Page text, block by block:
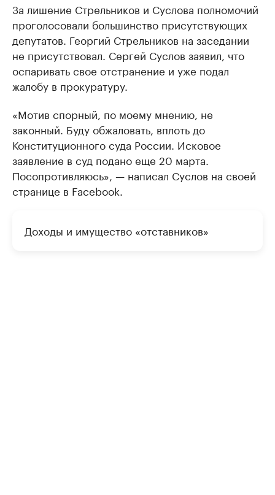
За лишение Стрельников и Суслова полномочий
проголосовали большинство присутствующих
депутатов. Георгий Стрельников на заседании
не присутствовал. Сергей Суслов заявил, что
оспаривать свое отстранение и уже подал
жалобу в прокуратуру.
«Мотив спорный, по моему мнению, не
законный. Буду обжаловать, вплоть до
Конституционного суда России. Исковое
заявление в суд подано еще 20 марта.
Посопротивляюсь», — написал Суслов на своей
странице в Facebook.
Доходы и имущество «отставников»